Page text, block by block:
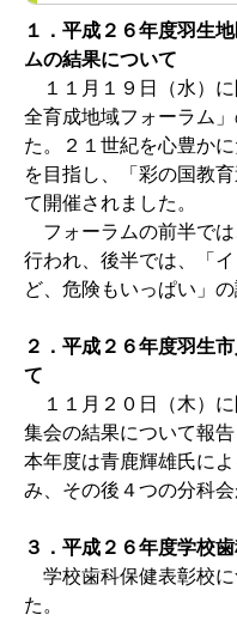
１．平成２６年度羽生
ムの結果について
１１月１９日（水）
全育成地域フォーラム
た。２１世紀を心豊か
を目指し、「彩の国教
て開催されました。
フォーラムの前半で
行われ、後半では、「
ど、危険もいっぱい」
２．平成２６年度羽生
て
１１月２０日（木）
集会の結果について報告
本年度は青鹿輝雄氏に
み、その後４つの分科会
３．平成２６年度学校
学校歯科保健表彰校
た。